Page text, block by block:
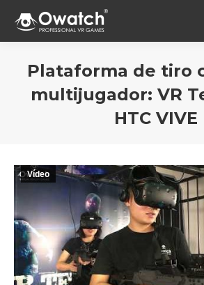
Plataforma de tiro
multijugador: VR
HTC VIVE
Vídeo